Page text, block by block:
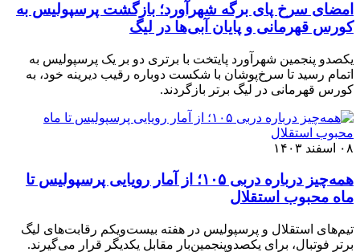
امضای سرخ پای برگه شهرآورد؛ بازگشت پرسپولیس به
کورس قهرمانی و پایان آبی‌ها در لیگ
یکصدو پنجمین شهرآورد پایتخت با برتری دو بر یک پرسپولیس به
اتمام رسید تا سرخ‌پوشان با شکست دوباره رقیب دیرینه خود، به
کورس قهرمانی در لیگ برتر بازگردند.
۰۸ اسفند ۱۴۰۳
همه‌چیز درباره دربی ۱۰۵؛ از آمار رویایی پرسپولیس تا
ماه محبوب استقلال
تیم‌های استقلال و پرسپولیس در هفته بیست‌ویکم رقابت‌های لیگ
برتر فوتبال، برای یکصدوپنجمین‌بار مقابل یکدیگر قرار می‌گیرند.